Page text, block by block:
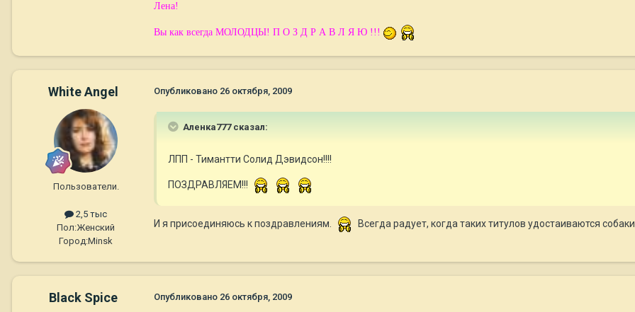
Лена!
Вы как всегда МОЛОДЦЫ! П О З Д Р А В Л Я Ю !!!
White Angel
Пользователи.
2,5 тыс
Пол:Женский
Город:Minsk
Опубликовано 26 октября, 2009
Аленка777 сказал:
ЛПП - Тимантти Солид Дэвидсон!!!!
ПОЗДРАВЛЯЕМ!!!
И я присоединяюсь к поздравлениям. Всегда радует, когда таких титулов удостаиваются
Black Spice Опубликовано 26 октября, 2009